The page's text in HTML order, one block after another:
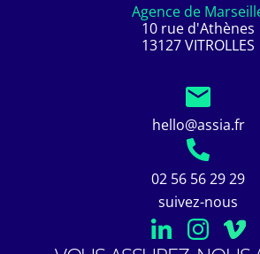
Agence de
10 rue d'Athènes
13127 VITROLLES
hello@assia.fr
02 56 56 29 29
suivez-nous